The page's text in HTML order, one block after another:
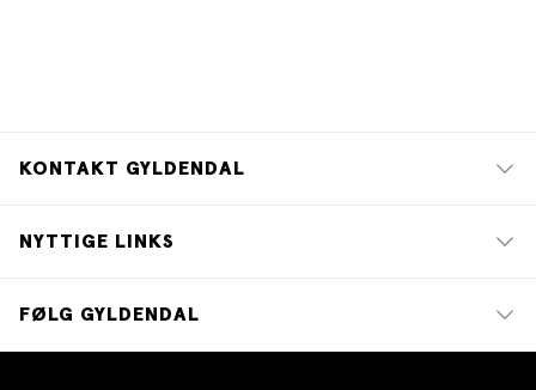
KONTAKT GYLDENDAL
NYTTIGE LINKS
FØLG GYLDENDAL